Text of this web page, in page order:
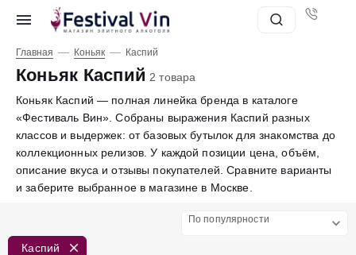
Главная — Коньяк — Каспий
Коньяк Каспий 2 товара
Коньяк Каспий — полная линейка бренда в каталоге
«Фестиваль Вин». Собраны выражения Каспий разных
классов и выдержек: от базовых бутылок для знакомства до
коллекционных релизов. У каждой позиции цена, объём,
описание вкуса и отзывы покупателей. Сравните варианты
и заберите выбранное в магазине в Москве.
По популярности
Каспий